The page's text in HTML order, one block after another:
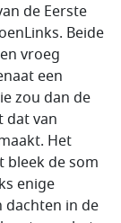
de Eerste
Beide
vroeg
een
zou dan de
dat van
Het
bleek de som
enige
dachten in de